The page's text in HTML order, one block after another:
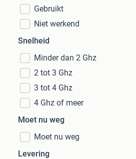
Gebruikt
Niet werkend
Snelheid
Minder dan 2 Ghz
2 tot 3 Ghz
3 tot 4 Ghz
4 Ghz of meer
Moet nu weg
Moet nu weg
Levering